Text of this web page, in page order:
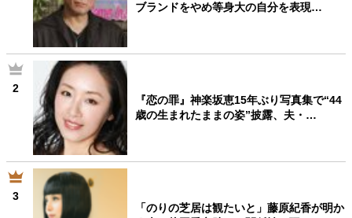
ブランドをやめ等身大の自分を表現…
2
『恋の罪』神楽坂恵15年ぶり写真集で“44
歳の生まれたままの姿”披露、夫・…
3
「のりの芝居は観たいと」藤原紀香が明か